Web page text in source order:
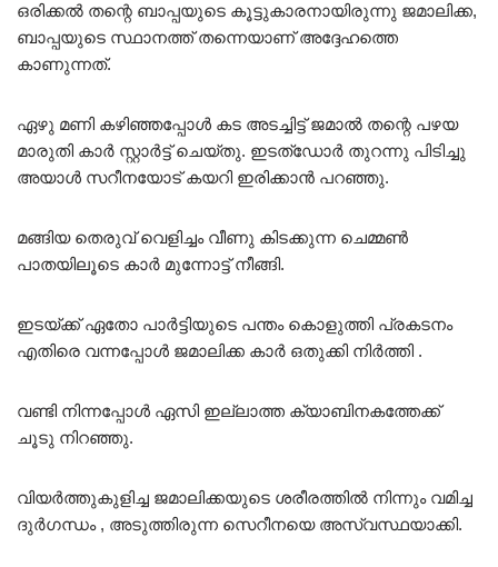
ഒരിക്കൽ തന്റെ ബാപ്പയുടെ കൂട്ടുകാരനായിരുന്നു ജമാലിക്ക,
ബാപ്പയുടെ സ്ഥാനത്ത് തന്നെയാണ് അദ്ദേഹത്തെ
കാണുന്നത്.
ഏഴു മണി കഴിഞ്ഞപ്പോൾ കട അടച്ചിട്ട് ജമാൽ തന്റെ പഴയ
മാരുതി കാർ സ്റ്റാർട്ട് ചെയ്തു. ഇടത്ഡോർ തുറന്നു പിടിച്ചു
അയാൾ സറീനയോട് കയറി ഇരിക്കാൻ പറഞ്ഞു.
മങ്ങിയ തെരുവ് വെളിച്ചം വീണു കിടക്കുന്ന ചെമ്മൺ
പാതയിലൂടെ കാർ മുന്നോട്ട് നീങ്ങി.
ഇടയ്ക്ക് ഏതോ പാർട്ടിയുടെ പന്തം കൊളുത്തി പ്രകടനം
എതിരെ വന്നപ്പോൾ ജമാലിക്ക കാർ ഒതുക്കി നിർത്തി .
വണ്ടി നിന്നപ്പോൾ ഏസി ഇല്ലാത്ത ക്യാബിനകത്തേക്ക്
ചൂടു നിറഞ്ഞു.
വിയർത്തുകുളിച്ച ജമാലിക്കയുടെ ശരീരത്തിൽ നിന്നും വമിച്ച
ദുർഗന്ധം , അടുത്തിരുന്ന സെറീനയെ അസ്വസ്ഥയാക്കി.